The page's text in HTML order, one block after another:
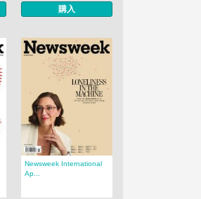
購入
Newsweek International
Ap...